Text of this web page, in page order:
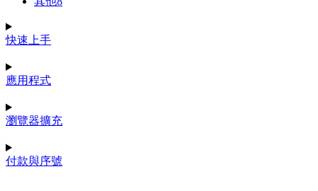
快速上手
應用程式
瀏覽器擴充
付款與序號